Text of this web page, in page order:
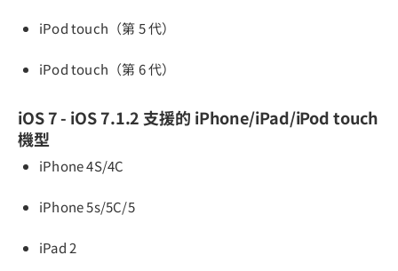
iPod touch（第 5 代）
iPod touch（第 6 代）
iOS 7 - iOS 7.1.2 支援的 iPhone/iPad/iPod touch
機型
iPhone 4S/4C
iPhone 5s/5C/5
iPad 2